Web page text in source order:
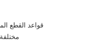
قواعد القطع